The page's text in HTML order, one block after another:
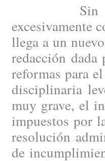
Sin
excesivamente
llega a un
redacción
reformas para
disciplinaria
muy grave, el
impuestos por
resolución
de